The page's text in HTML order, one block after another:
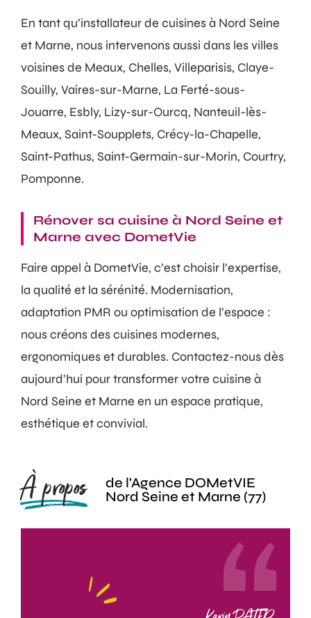
En tant qu’installateur de cuisines à Nord Seine
et Marne, nous intervenons aussi dans les villes
voisines de Meaux, Chelles, Villeparisis, Claye-
Souilly, Vaires-sur-Marne, La Ferté-sous-
Jouarre, Esbly, Lizy-sur-Ourcq, Nanteuil-lès-
Meaux, Saint-Soupplets, Crécy-la-Chapelle,
Saint-Pathus, Saint-Germain-sur-Morin, Courtry,
Pomponne.
Rénover sa cuisine à Nord Seine et
Marne avec DometVie
Faire appel à DometVie, c’est choisir l’expertise,
la qualité et la sérénité. Modernisation,
adaptation PMR ou optimisation de l’espace :
nous créons des cuisines modernes,
ergonomiques et durables. Contactez-nous dès
aujourd’hui pour transformer votre cuisine à
Nord Seine et Marne en un espace pratique,
esthétique et convivial.
À propos
de l'Agence DOMetVIE
Nord Seine et Marne (77)